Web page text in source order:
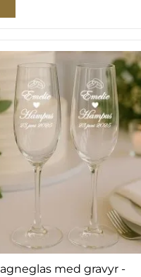
med gravyr -